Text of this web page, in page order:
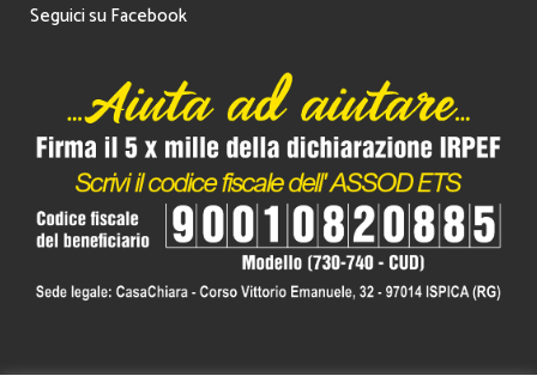
Seguici su Facebook